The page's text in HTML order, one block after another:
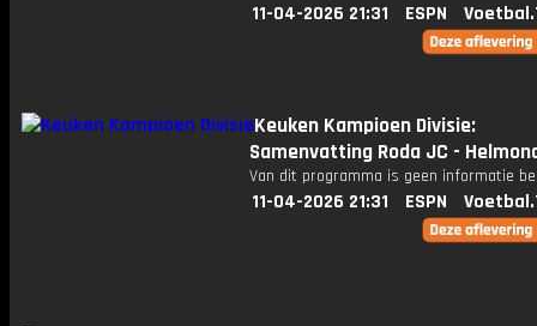
11-04-2026 21:31 ESPN
Keuken Kampioen Divisie:
Samenvatting Roda JC -
Van dit programma is geen informatie
11-04-2026 21:31 ESPN